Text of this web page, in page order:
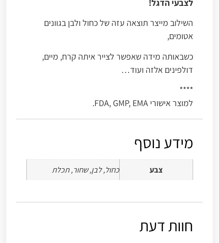
לצבעי הדגל!
השילוב מייצר תוצאה עזה של כחול ולבן בגוונים
אטומים,
כשבאותה מידה שאפשר לצייר איתה קרח, מיים,
דולפינים אלזה ועוד…
****
למוצר אישורי FDA, GMP, EMA.
מידע נוסף
צבע כחול, לבן, שחור, תכלת
חוות דעת